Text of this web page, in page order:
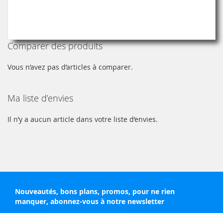
Comparer des produits
Vous n’avez pas d’articles à comparer.
Ma liste d’envies
Il n’y a aucun article dans votre liste d’envies.
Nouveautés, bons plans, promos, pour ne rien
manquer, abonnez-vous à notre newsletter